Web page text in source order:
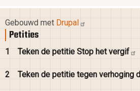
Gebouwd met Drupal
Petities
1 Teken de petitie Stop hetvergif
2 Teken de petitie tegen verhoging